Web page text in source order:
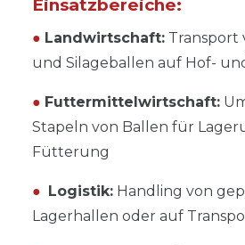
Einsatzbereiche:
● Landwirtschaft: Transport
und Silageballen auf Hof-
● Futtermittelwirtschaft:
Stapeln von Ballen für
Fütterung
● Logistik: Handling von
Lagerhallen oder auf